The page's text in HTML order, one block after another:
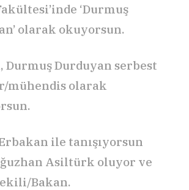
‘Durmuş
olarak okuyorsun.
Durmuş Durduyan serbest
mühendis olarak
ile tanışıyorsun
Asiltürk oluyor ve
Bakan.